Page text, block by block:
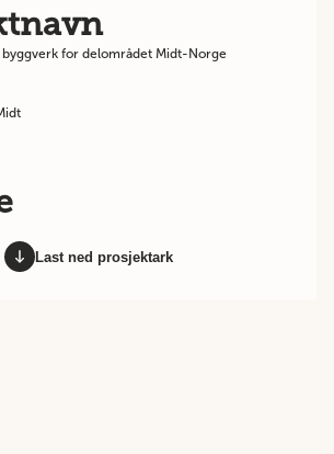
byggverk for delområdet Midt-Norge
Last ned prosjektark